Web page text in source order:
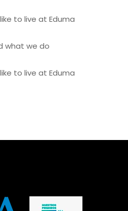
to live at Eduma
what we do
to live at Eduma